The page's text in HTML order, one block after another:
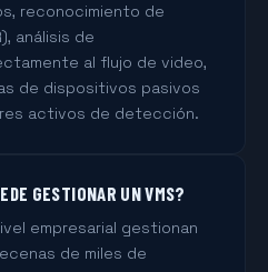
reconocimiento de
análisis de
al flujo de video,
de dispositivos pasivos
activos de detección.
GESTIONAR UN VMS?
empresarial gestionan
de miles de